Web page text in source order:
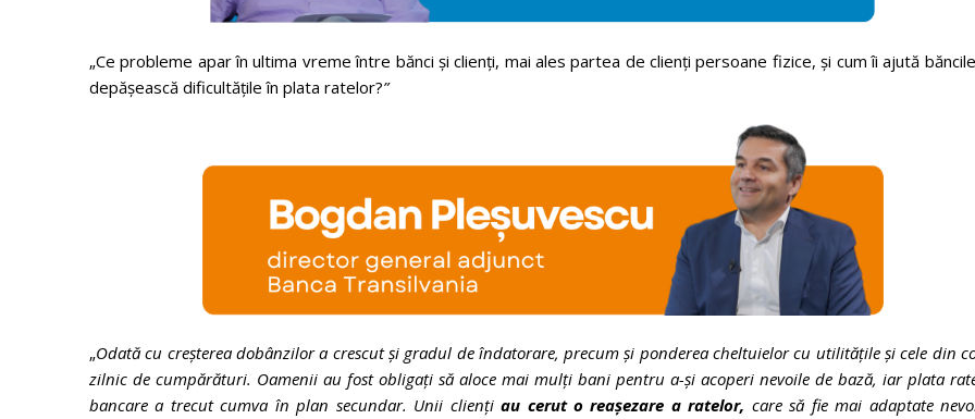
„Ce probleme apar în ultima vreme între bănci și clienți, mai ales partea de clienți persoane fizice, și cum îi ajută
depășească dificultățile în plata ratelor?”
„Odată cu creșterea dobânzilor a crescut și gradul de îndatorare, precum și ponderea cheltuielor cu utilitățile și cele din
zilnic de cumpărături. Oamenii au fost obligați să aloce mai mulți bani pentru a-și acoperi nevoile de bază, iar plata
bancare a trecut cumva în plan secundar. Unii cliențiau cerut o reașezare a ratelor, care să fie mai adaptate